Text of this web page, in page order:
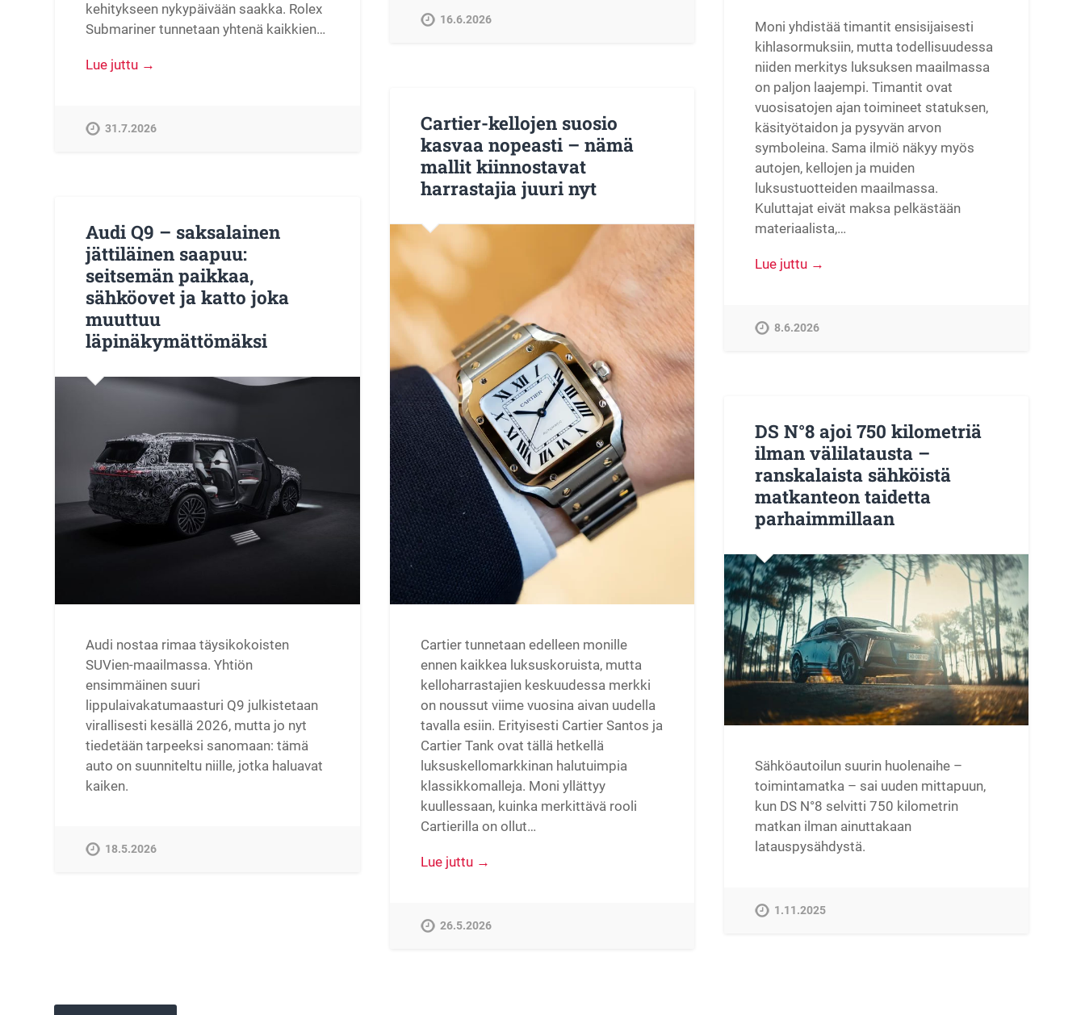
kehitykseen nykypäivään saakka. Rolex
Submariner tunnetaan yhtenä kaikkien…
Lue juttu →
31.7.2026
16.6.2026
Moni yhdistää timantit ensisijaisesti
kihlasormuksiin, mutta todellisuudessa
niiden merkitys luksuksen maailmassa
on paljon laajempi. Timantit ovat
vuosisatojen ajan toimineet statuksen,
käsityötaidon ja pysyvän arvon
symboleina. Sama ilmiö näkyy myös
autojen, kellojen ja muiden
luksustuotteiden maailmassa.
Kuluttajat eivät maksa pelkästään
materiaalista,…
Lue juttu →
8.6.2026
Cartier-kellojen suosio
kasvaa nopeasti – nämä
mallit kiinnostavat
harrastajia juuri nyt
Cartier tunnetaan edelleen monille
ennen kaikkea luksuskoruista, mutta
kelloharrastajien keskuudessa merkki
on noussut viime vuosina aivan uudella
tavalla esiin. Erityisesti Cartier Santos ja
Cartier Tank ovat tällä hetkellä
luksuskellomarkkinan halutuimpia
klassikkomalleja. Moni yllättyy
kuullessaan, kuinka merkittävä rooli
Cartierilla on ollut…
Lue juttu →
26.5.2026
Audi Q9 – saksalainen
jättiläinen saapuu:
seitsemän paikkaa,
sähköovet ja katto joka
muuttuu
läpinäkymättömäksi
Audi nostaa rimaa täysikokoisten
SUVien-maailmassa. Yhtiön
ensimmäinen suuri
lippulaivakatumaasturi Q9 julkistetaan
virallisesti kesällä 2026, mutta jo nyt
tiedetään tarpeeksi sanomaan: tämä
auto on suunniteltu niille, jotka haluavat
kaiken.
18.5.2026
DS N°8 ajoi 750 kilometriä
ilman välilatausta –
ranskalaista sähköistä
matkanteon taidetta
parhaimmillaan
Sähköautoilun suurin huolenaihe –
toimintamatka – sai uuden mittapuun,
kun DS N°8 selvitti 750 kilometrin
matkan ilman ainuttakaan
latauspysähdystä.
1.11.2025